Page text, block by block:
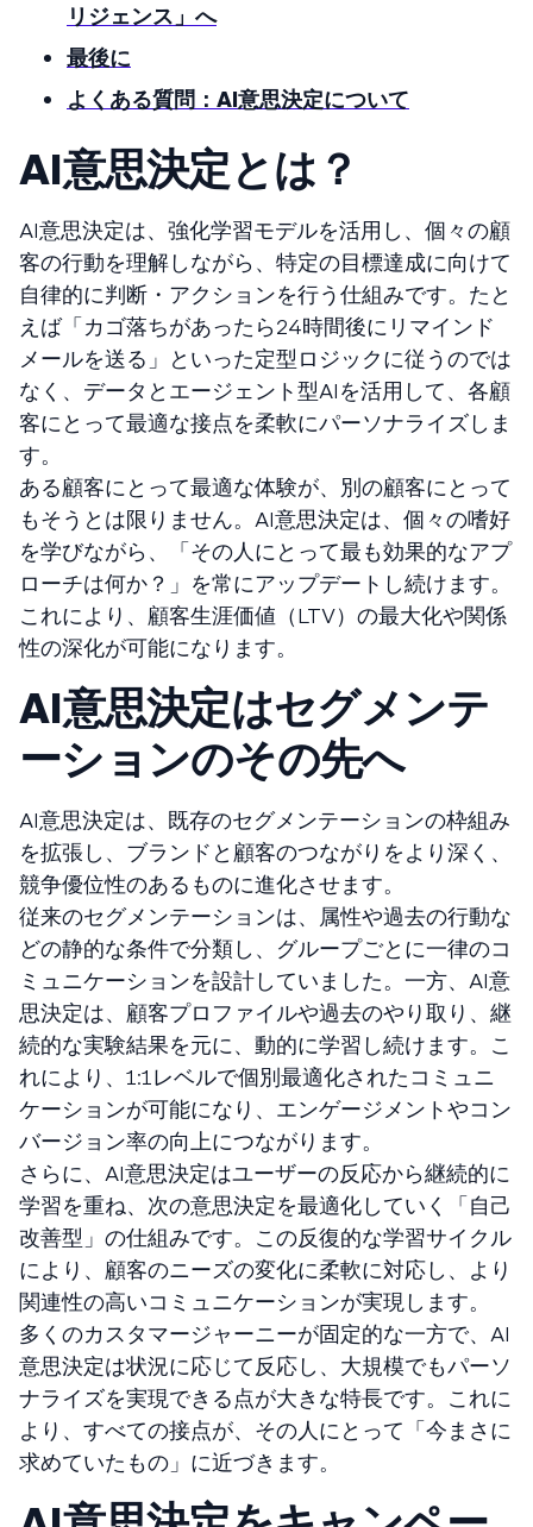
リジェンス」へ
最後に
よくある質問：AI意思決定について
AI意思決定とは？
AI意思決定は、強化学習モデルを活用し、個々の顧
客の行動を理解しながら、特定の目標達成に向けて
自律的に判断・アクションを行う仕組みです。たと
えば「カゴ落ちがあったら24時間後にリマインド
メールを送る」といった定型ロジックに従うのでは
なく、データとエージェント型AIを活用して、各顧
客にとって最適な接点を柔軟にパーソナライズしま
す。
ある顧客にとって最適な体験が、別の顧客にとって
もそうとは限りません。AI意思決定は、個々の嗜好
を学びながら、「その人にとって最も効果的なアプ
ローチは何か？」を常にアップデートし続けます。
これにより、顧客生涯価値（LTV）の最大化や関係
性の深化が可能になります。
AI意思決定はセグメンテ
ーションのその先へ
AI意思決定は、既存のセグメンテーションの枠組み
を拡張し、ブランドと顧客のつながりをより深く、
競争優位性のあるものに進化させます。
従来のセグメンテーションは、属性や過去の行動な
どの静的な条件で分類し、グループごとに一律のコ
ミュニケーションを設計していました。一方、AI意
思決定は、顧客プロファイルや過去のやり取り、継
続的な実験結果を元に、動的に学習し続けます。こ
れにより、1:1レベルで個別最適化されたコミュニ
ケーションが可能になり、エンゲージメントやコン
バージョン率の向上につながります。
さらに、AI意思決定はユーザーの反応から継続的に
学習を重ね、次の意思決定を最適化していく「自己
改善型」の仕組みです。この反復的な学習サイクル
により、顧客のニーズの変化に柔軟に対応し、より
関連性の高いコミュニケーションが実現します。
多くのカスタマージャーニーが固定的な一方で、AI
意思決定は状況に応じて反応し、大規模でもパーソ
ナライズを実現できる点が大きな特長です。これに
より、すべての接点が、その人にとって「今まさに
求めていたもの」に近づきます。